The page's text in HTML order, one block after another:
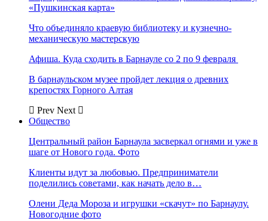
«Пушкинская карта»
Что объединяло краевую библиотеку и кузнечно-
механическую мастерскую
Афиша. Куда сходить в Барнауле со 2 по 9 февраля
В барнаульском музее пройдет лекция о древних
крепостях Горного Алтая
Prev Next
Общество
Центральный район Барнаула засверкал огнями и уже в
шаге от Нового года. Фото
Клиенты идут за любовью. Предприниматели
поделились советами, как начать дело в…
Олени Деда Мороза и игрушки «скачут» по Барнаулу.
Новогодние фото